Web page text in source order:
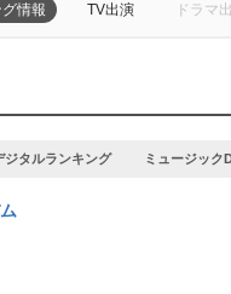
情報 TV出演 ドラマ
ジタルランキング ミュージック